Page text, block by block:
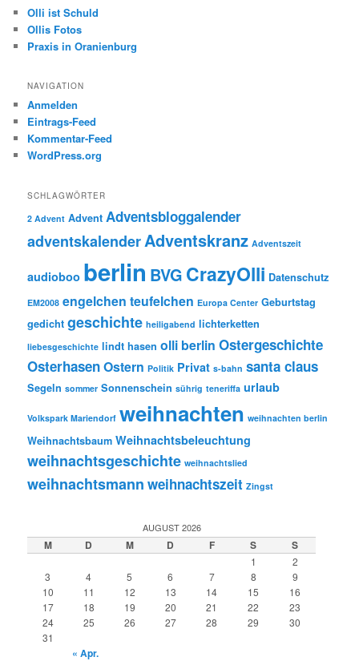
Olli ist Schuld
Ollis Fotos
Praxis in Oranienburg
NAVIGATION
Anmelden
Eintrags-Feed
Kommentar-Feed
WordPress.org
SCHLAGWÖRTER
2 Advent Advent Adventsbloggalender
adventskalenderAdventskranz Adventszeit
audioboo berlin BVG CrazyOlli Datenschutz
EM2008 engelchen teufelchen Europa Center Geburtstag
gedicht geschichte heiligabend lichterketten
liebesgeschichte lindt hasen olli berlin Ostergeschichte
OsterhasenOstern Politik Privat s-bahn santa claus
Segeln sommer Sonnenschein sührig teneriffa urlaub
Volkspark Mariendorf weihnachten weihnachten berlin
Weihnachtsbaum Weihnachtsbeleuchtung
weihnachtsgeschichte weihnachtslied
weihnachtsmann weihnachtszeit Zingst
AUGUST 2026
M D M D F S S
1
2
3
4 5 6 7 8
9
10
11 12 13 14 15
16
17
18 19 20 21 22
23
24
25 26 27 28 29
30
31
« Apr.